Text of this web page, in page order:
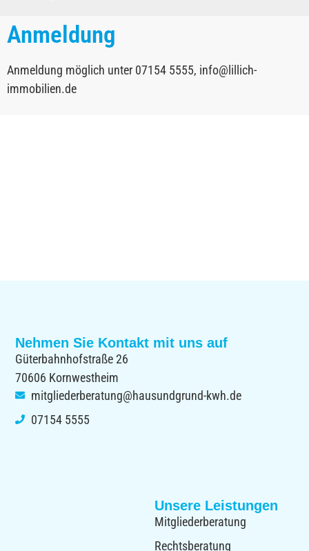
Anmeldung
Anmeldung möglich unter 07154 5555, info@lillich-
immobilien.de
Unsere Leistungen
Mitgliederberatung
Rechtsberatung
Nehmen Sie Kontakt mit uns auf
Güterbahnhofstraße 26
70606 Kornwestheim
mitgliederberatung@hausundgrund-kwh.de
07154 5555